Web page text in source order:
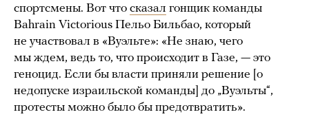
спортсмены. Вот что сказал гонщик команды
Bahrain Victorious Пельо Бильбао, который
не участвовал в «Вуэльте»: «Не знаю, чего
мы ждем, ведь то, что происходит в Газе, — это
геноцид. Если бы власти приняли решение [о
недопуске израильской команды] до „Вуэльты“,
протесты можно было бы предотвратить».